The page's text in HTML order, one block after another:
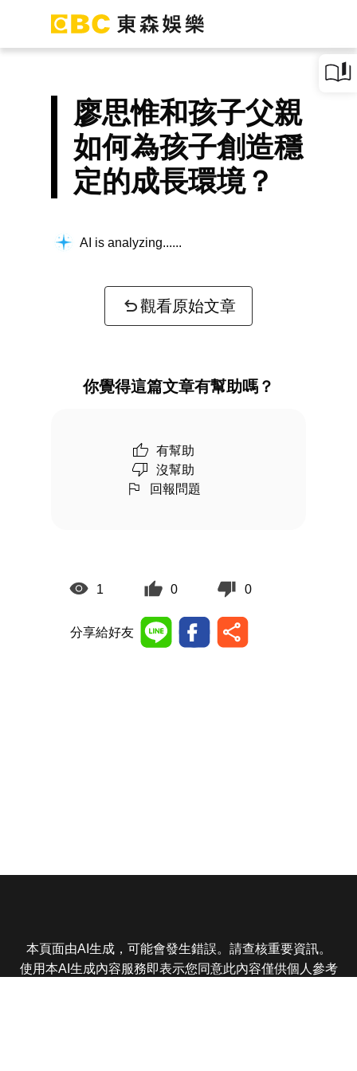
廖思惟和孩子父親
如何為孩子創造穩
定的成長環境？
AI is analyzing...
觀看原始文章
你覺得這篇文章有幫助嗎？
有幫助
沒幫助
回報問題
1 0 0
分享給好友
本頁面由AI生成，可能會發生錯誤。請查核重要資訊。
使用本AI生成內容服務即表示您同意此內容僅供個人參考